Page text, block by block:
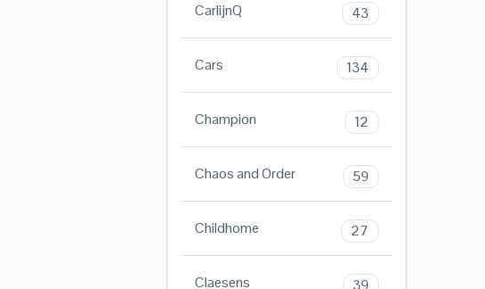
CarlijnQ 43
Cars 134
Champion 12
Chaos and Order 59
Childhome 27
Claesens 39